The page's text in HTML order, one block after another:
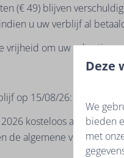
(€ 49) blijven
u uw verblijf al
vrijheid om uw vakantie
op 15/08/26:
kosteloos annuleren
de algemene
Deze
We
bieden
met